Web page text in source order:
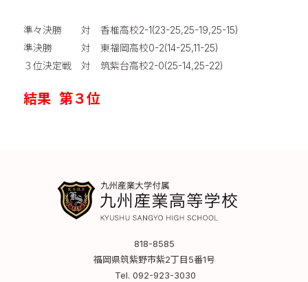
準々決勝 対 香椎高校2-1(23-25,25-19,25-15)
準決勝 対 東福岡高校0-2(14-25,11-25)
３位決定戦 対 筑紫台高校2-0(25-14,25-22)
結果 第３位
818-8585
福岡県筑紫野市紫2丁目5番1号
Tel. 092-923-3030